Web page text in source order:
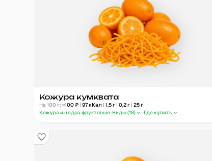
Кожура кумквата
На 100 г: ~100₽ | 97кКал | 1,5г | 0,2г | 25г
Кожура и цедра фруктовые Виды (18) Где купить